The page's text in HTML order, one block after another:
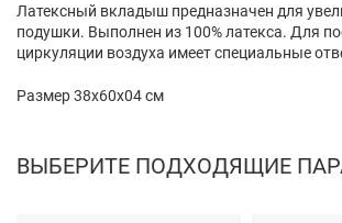
Латексный вкладыш предназначен для
подушки. Выполнен из 100% латекса. Для
циркуляции воздуха имеет специальные
Размер 38x60x04 см
ВЫБЕРИТЕ ПОДХОДЯЩИЕ